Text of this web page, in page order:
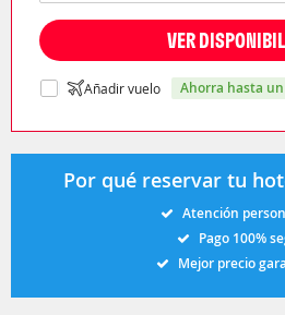
VER
Añadir vuelo ahorra hasta
Por qué reservar tu
Atención
Pago 100%
Mejor precio